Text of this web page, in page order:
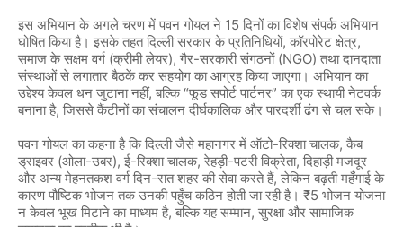
इस अभियान के अगले चरण में पवन गोयल ने 15 दिनों का विशेष संपर्क अभियान
घोषित किया है। इसके तहत दिल्ली सरकार के प्रतिनिधियों, कॉरपोरेट क्षेत्र,
समाज के सक्षम वर्ग (क्रीमी लेयर), गैर-सरकारी संगठनों (NGO) तथा दानदाता
संस्थाओं से लगातार बैठकें कर सहयोग का आग्रह किया जाएगा। अभियान का
उद्देश्य केवल धन जुटाना नहीं, बल्कि “फूड सपोर्ट पार्टनर” का एक स्थायी नेटवर्क
बनाना है, जिससे कैंटीनों का संचालन दीर्घकालिक और पारदर्शी ढंग से चल सके।
पवन गोयल का कहना है कि दिल्ली जैसे महानगर में ऑटो-रिक्शा चालक, कैब
ड्राइवर (ओला-उबर), ई-रिक्शा चालक, रेहड़ी-पटरी विक्रेता, दिहाड़ी मजदूर
और अन्य मेहनतकश वर्ग दिन-रात शहर की सेवा करते हैं, लेकिन बढ़ती महँगाई के
कारण पौष्टिक भोजन तक उनकी पहुँच कठिन होती जा रही है। ₹5 भोजन योजना
न केवल भूख मिटाने का माध्यम है, बल्कि यह सम्मान, सुरक्षा और सामाजिक